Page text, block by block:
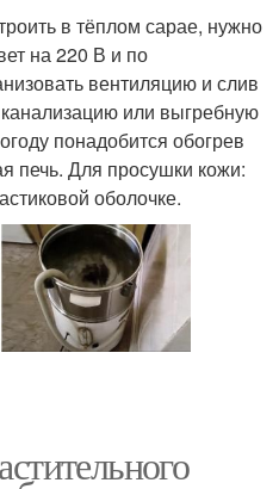
в тёплом сарае, нужно
на 220 В и по
вентиляцию и слив
или выгребную
понадобится обогрев
печь. Для просушки кожи:
оболочке.